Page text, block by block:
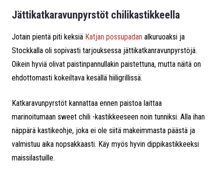
Jättikatkaravunpyrstöt chilikastikkeella
Jotain pientä piti keksiä Katjan possupadan alkuruoaksi ja
Stockkalla oli sopivasti tarjouksessa jättikatkanravunpyrstöjä.
Oikein hyviä olivat paistinpannullakin paistettuna, mutta näitä on
ehdottomasti kokeiltava kesällä hiiligrillissä.
Katkaravunpyrstöt kannattaa ennen paistoa laittaa
marinoitumaan sweet chili -kastikkeeseen noin tunniksi. Alla ihan
näppärä kastikeohje, joka ei ole siitä makeimmasta päästä ja
valmistuu aika nopsakkaasti. Käy myös hyvin dippikastikkeeksi
maissilastuille.